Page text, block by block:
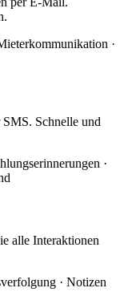
·
Schnelle und
·
alle Interaktionen
· Notizen